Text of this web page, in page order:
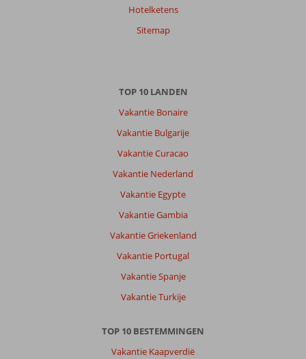
Hotelketens
Sitemap
TOP 10 LANDEN
Vakantie Bonaire
Vakantie Bulgarije
Vakantie Curacao
Vakantie Nederland
Vakantie Egypte
Vakantie Gambia
Vakantie Griekenland
Vakantie Portugal
Vakantie Spanje
Vakantie Turkije
TOP 10 BESTEMMINGEN
Vakantie Kaapverdië